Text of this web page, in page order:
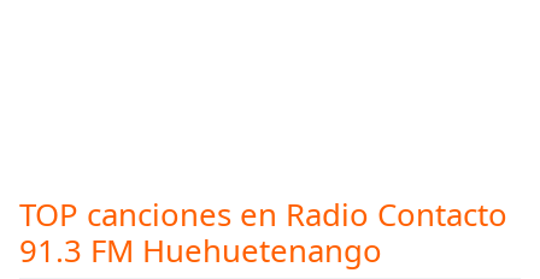
subtitles
off,
selected
TOP canciones en Radio Contacto
91.3 FM Huehuetenango